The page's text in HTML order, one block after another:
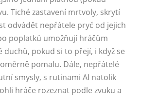
Tiché zastavení mrtvoly, skrytí
odvádět nepřátele pryč od jejich
poplatků umožňují hráčům
duchů, pokud si to přejí, i když se
pomalu. Dále, nepřátelé
smysly, s rutinami AI natolik
hráče rozeznat podle zvuku a